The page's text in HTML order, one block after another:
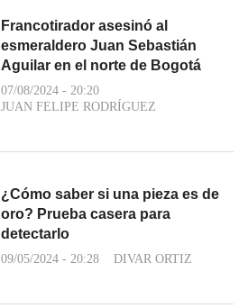
Francotirador asesinó al
esmeraldero Juan Sebastián
Aguilar en el norte de Bogotá
07/08/2024 - 20:20
JUAN FELIPE RODRÍGUEZ
¿Cómo saber si una pieza es de
oro? Prueba casera para
detectarlo
09/05/2024 - 20:28 DIVAR ORTIZ